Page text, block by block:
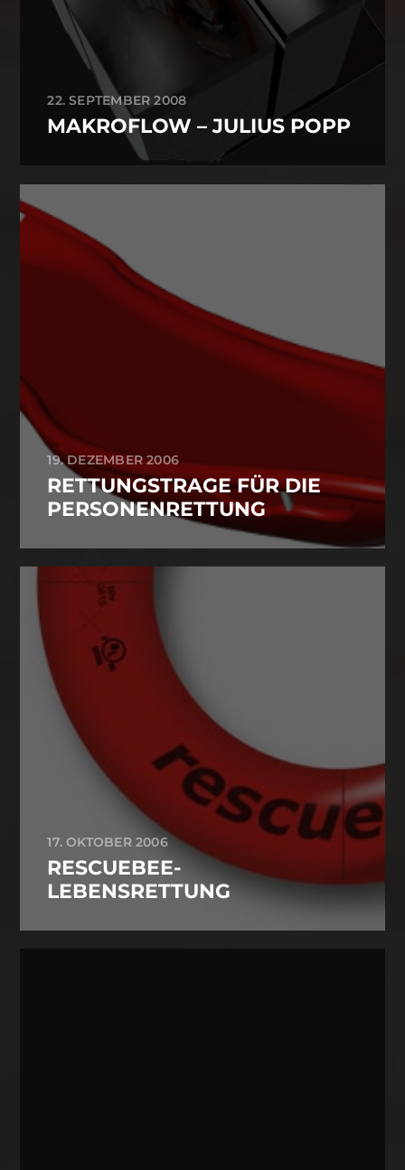
22. SEPTEMBER 2008
MAKROFLOW – JULIUS POPP
19. DEZEMBER 2006
RETTUNGSTRAGE FÜR DIE
PERSONENRETTUNG
17. OKTOBER 2006
RESCUEBEE-
LEBENSRETTUNG